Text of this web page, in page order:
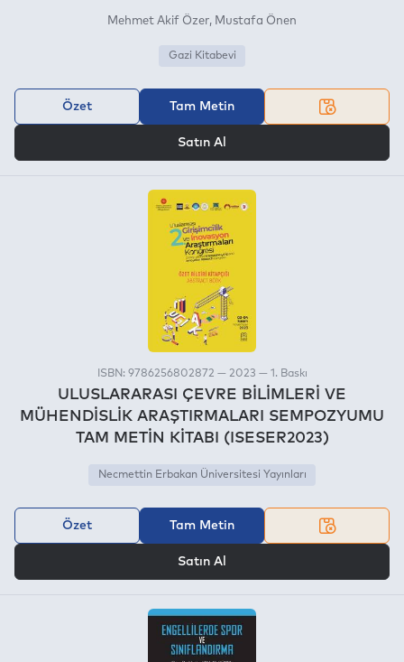
Mehmet Akif Özer Mustafa Önen
Gazi Kitabevi
Özet Tam Metin
Satın Al
ISBN: 9786256802872 — 2023 — 1. Baskı
ULUSLARARASI ÇEVRE BİLİMLERİ VE
MÜHENDİSLİK ARAŞTIRMALARI SEMPOZYUMU
TAM METİN KİTABI (ISESER2023)
Necmettin Erbakan Üniversitesi Yayınları
Özet Tam Metin
Satın Al